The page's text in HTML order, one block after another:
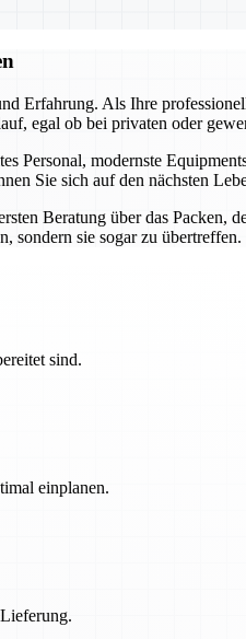
Erfahrung. Als Ihre
egal ob bei privaten oder
Personal, modernste
Sie sich auf den nächsten
Beratung über das
sondern sie sogar zu
sind.
einplanen.